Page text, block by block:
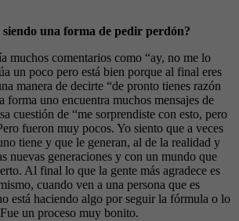
una forma de pedir perdón?
muchos comentarios como “ay, no me lo
un poco pero está bien porque al final eres
manera de decirte “de pronto tienes razón
forma uno encuentra muchos mensajes de
cuestión de “me sorprendiste con esto, pero
fueron muy pocos. Yo siento que a veces
tiene y que le generan, al de la realidad y
nuevas generaciones y con un mundo que
Al final lo que la gente más agradece es
cuando ven a una persona que es
está haciendo algo por seguir la fórmula o lo
un proceso muy bonito.